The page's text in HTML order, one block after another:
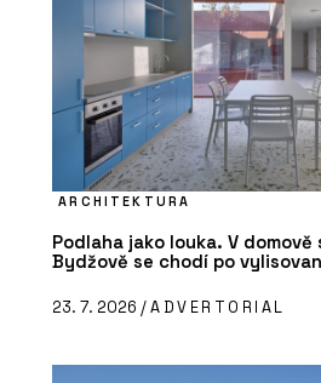
ARCHITEKTURA
Podlaha jako louka. V domově
Bydžově se chodí po
23. 7. 2026 /ADVERTORIAL